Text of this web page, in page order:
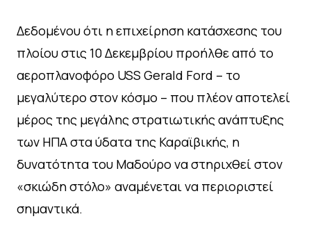
Δεδομένου ότι η επιχείρηση κατάσχεσης του
πλοίου στις 10 Δεκεμβρίου προήλθε από το
αεροπλανοφόρο USS Gerald Ford – το
μεγαλύτερο στον κόσμο – που πλέον αποτελεί
μέρος της μεγάλης στρατιωτικής ανάπτυξης
των ΗΠΑ στα ύδατα της Καραϊβικής, η
δυνατότητα του Μαδούρο να στηριχθεί στον
«σκιώδη στόλο» αναμένεται να περιοριστεί
σημαντικά.